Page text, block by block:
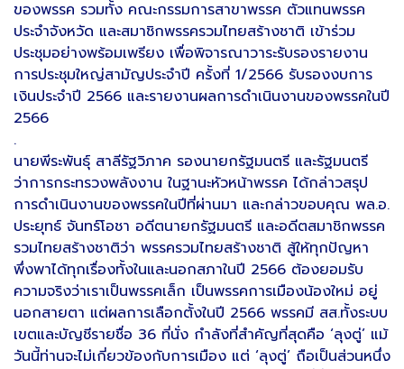
ของพรรค รวมทั้ง คณะกรรมการสาขาพรรค ตัวแทนพรรค
ประจำจังหวัด และสมาชิกพรรครวมไทยสร้างชาติ เข้าร่วม
ประชุมอย่างพร้อมเพรียง เพื่อพิจารณาวาระรับรองรายงาน
การประชุมใหญ่สามัญประจำปี ครั้งที่ 1/2566 รับรองงบการ
เงินประจำปี 2566 และรายงานผลการดำเนินงานของพรรคในปี
2566
.
นายพีระพันธุ์ สาลีรัฐวิภาค รองนายกรัฐมนตรี และรัฐมนตรี
ว่าการกระทรวงพลังงาน ในฐานะหัวหน้าพรรค ได้กล่าวสรุป
การดำเนินงานของพรรคในปีที่ผ่านมา และกล่าวขอบคุณ พล.อ.
ประยุทธ์ จันทร์โอชา อดีตนายกรัฐมนตรี และอดีตสมาชิกพรรค
รวมไทยสร้างชาติว่า พรรครวมไทยสร้างชาติ สู้ให้ทุกปัญหา
พึ่งพาได้ทุกเรื่องทั้งในและนอกสภาในปี 2566 ต้องยอมรับ
ความจริงว่าเราเป็นพรรคเล็ก เป็นพรรคการเมืองน้องใหม่ อยู่
นอกสายตา แต่ผลการเลือกตั้งในปี 2566 พรรคมี สส.ทั้งระบบ
เขตและบัญชีรายชื่อ 36 ที่นั่ง กำลังที่สำคัญที่สุดคือ ‘ลุงตู่’ แม้
วันนี้ท่านจะไม่เกี่ยวข้องกับการเมือง แต่ ‘ลุงตู่’ ถือเป็นส่วนหนึ่ง